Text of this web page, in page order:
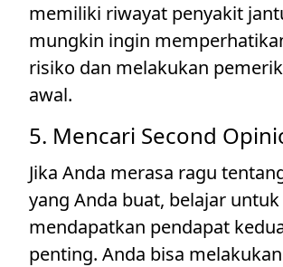
memiliki riwayat penyakit
mungkin ingin
risiko dan melakukan
awal.
5. Mencari Second
Jika Anda merasa ragu
yang Anda buat, belajar untuk
mendapatkan pendapat
penting. Anda bisa